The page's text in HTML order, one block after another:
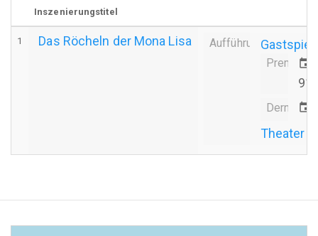
Inszenierungstitel
1 Das Röcheln der Mona Lisa AufführungGastspiel
Premiere
event
Derniere
event
Theater